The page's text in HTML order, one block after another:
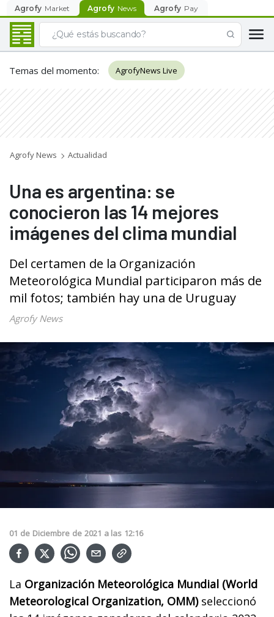
Agrofy Market Agrofy News Agrofy Pay
Temas del momento: AgrofyNews Live
Agrofy News Actualidad
Una es argentina: se
conocieron las 14 mejores
imágenes del clima mundial
Del certamen de la Organización
Meteorológica Mundial participaron más de
mil fotos; también hay una de Uruguay
Agrofy News
01 de Diciembre de 2021 a las 12:16
La Organización Meteorológica Mundial (World
Meteorological Organization, OMM)seleccionó